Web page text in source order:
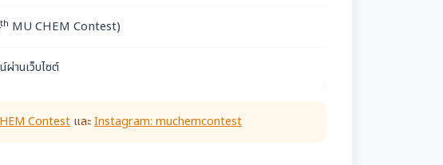
th MU CHEM Contest)
ผ่านเว็บไซต์
Contest และInstagram: muchemcontest